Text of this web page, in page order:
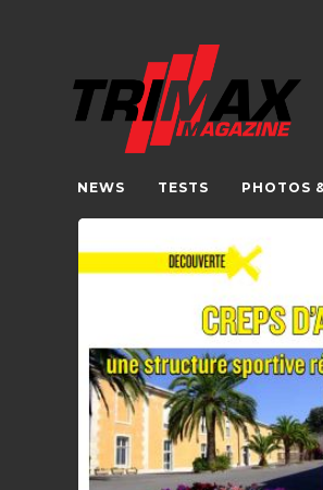
NEWS TESTS PHOTOS